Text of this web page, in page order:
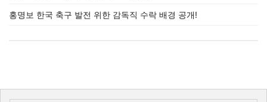
홍명보 한국 축구 발전 위한 감독직 수락 배경 공개!